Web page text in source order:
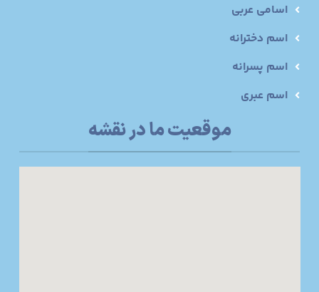
اسامی عربی
اسم دخترانه
اسم پسرانه
اسم عبری
موقعیت ما در نقشه